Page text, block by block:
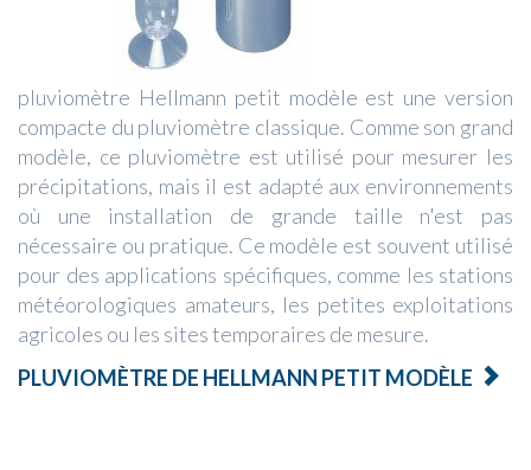
pluviomètre Hellmann petit modèle est une version
compacte du pluviomètre classique. Comme son grand
modèle, ce pluviomètre est utilisé pour mesurer les
précipitations, mais il est adapté aux environnements
où une installation de grande taille n'est pas
nécessaire ou pratique. Ce modèle est souvent utilisé
pour des applications spécifiques, comme les stations
météorologiques amateurs, les petites exploitations
agricoles ou les sites temporaires de mesure.
PLUVIOMÈTRE DE HELLMANN PETIT MODÈLE